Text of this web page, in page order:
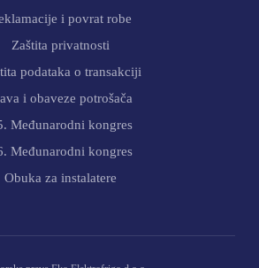
i povrat robe
Zaštita privatnosti
podataka o transakciji
i obaveze potrošača
Međunarodni kongres
Međunarodni kongres
Obuka za instalatere